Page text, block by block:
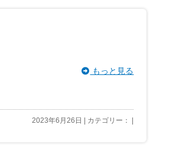
もっと見る
2023年6月26日 | カテゴリー： |